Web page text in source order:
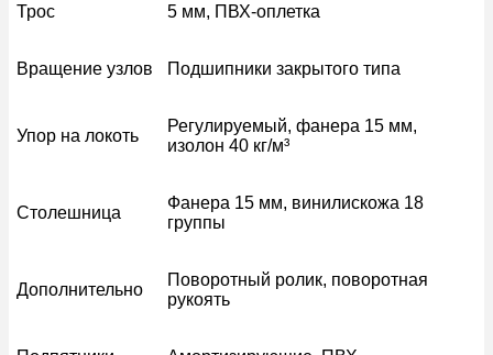
Трос 5 мм, ПВХ-оплетка
Вращение узлов Подшипники закрытого типа
Упор на локоть
Регулируемый, фанера 15 мм,
изолон 40 кг/м³
Столешница
Фанера 15 мм, винилискожа 18
группы
Дополнительно
Поворотный ролик, поворотная
рукоять